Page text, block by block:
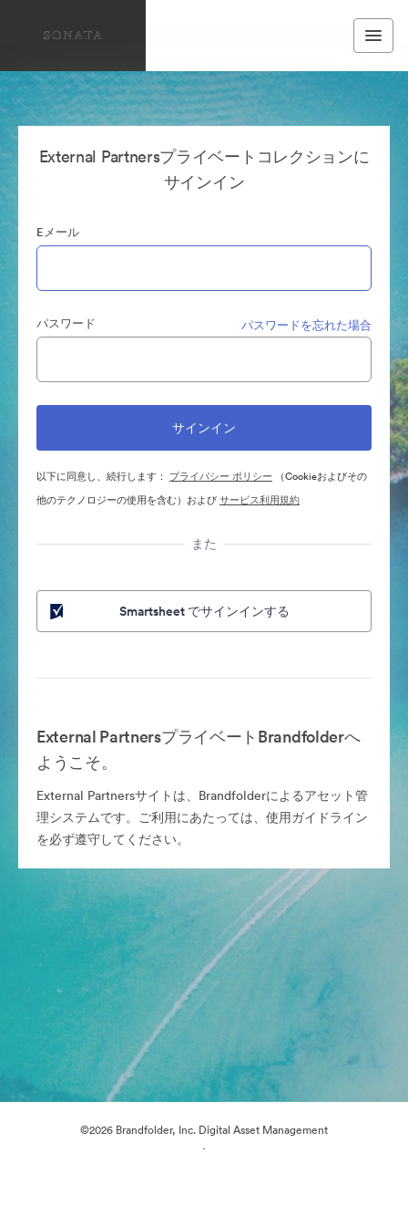
External Partnersプライベートコレクションに
サインイン
Eメール
パスワード パスワードを忘れた場合
以下に同意し、続行します： プライバシー ポリシー （Cookieおよびその
他のテクノロジーの使用を含む）およびサービス利用規約
また
Smartsheet でサインインする
External PartnersプライベートBrandfolderへ
ようこそ。
External Partnersサイトは、Brandfolderによるアセット管
理システムです。ご利用にあたっては、使用ガイドライン
を必ず遵守してください。
©2026 Brandfolder, Inc. Digital Asset Management
·